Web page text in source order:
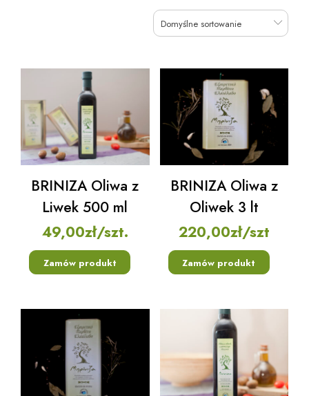
Domyślne sortowanie
BRINIZA Oliwa z
Liwek 500 ml
49,00zł/szt.
Zamów produkt
BRINIZA Oliwa z
Oliwek 3 lt
220,00zł/szt
Zamów produkt